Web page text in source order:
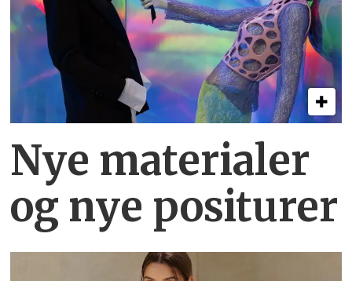
Nye materialer
og nye positurer